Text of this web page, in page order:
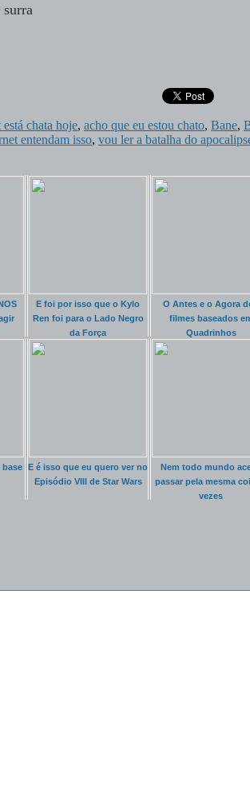
está chata hoje, acho que eu estou chato, Bane,
entendam isso, vou ler a batalha do
E foi por isso que o Kylo
Ren foi para o Lado Negro
da Força
O Antes e o Agora
filmes baseados
Quadrinhos
base E é isso que eu quero ver no
Episódio VIII de Star Wars
Nem todo mundo
passar pela mesma
vezes